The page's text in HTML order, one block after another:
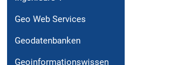
Geo Web Services
Geodatenbanken
Geoinformationswissen